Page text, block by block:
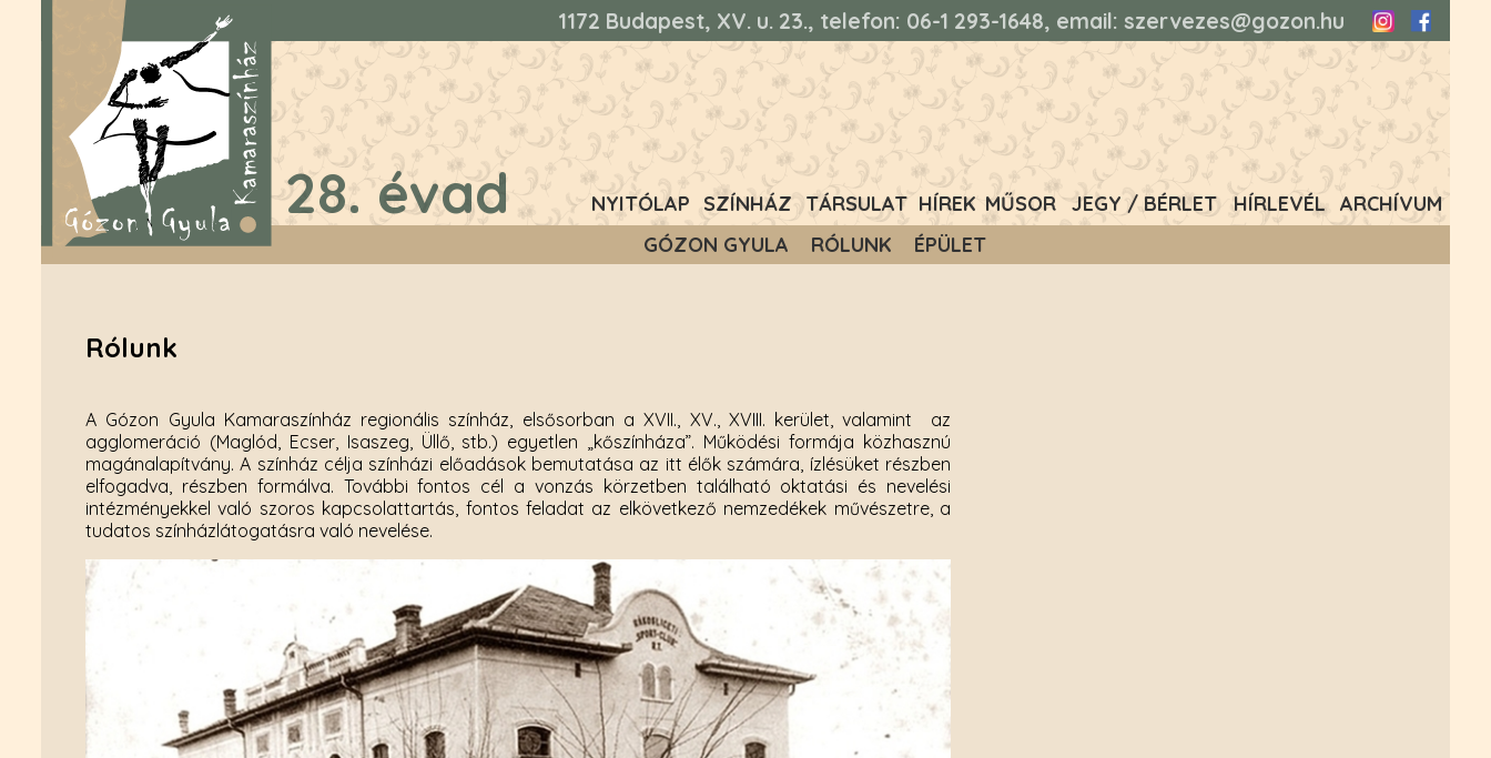
28. évad
1172 Budapest, XV. u. 23., telefon: 06-1 293-1648, email: szervezes@gozon.hu InstagramFacebook
NYITÓLAP
SZÍNHÁZ
GÓZON GYULA
RÓLUNK ÉPÜLET
TÁRSULAT HÍREK MŰSOR JEGY / BÉRLET HÍRLEVÉL ARCHÍVUM
Rólunk
A Gózon Gyula Kamaraszínház regionális színház, elsősorban a XVII., XV., XVIII. kerület, valamint az
agglomeráció (Maglód, Ecser, Isaszeg, Üllő, stb.) egyetlen „kőszínháza”. Működési formája közhasznú
magánalapítvány. A színház célja színházi előadások bemutatása az itt élők számára, ízlésüket részben
elfogadva, részben formálva. További fontos cél a vonzás körzetben található oktatási és nevelési
intézményekkel való szoros kapcsolattartás, fontos feladat az elkövetkező nemzedékek művészetre, a
tudatos színházlátogatásra való nevelése.